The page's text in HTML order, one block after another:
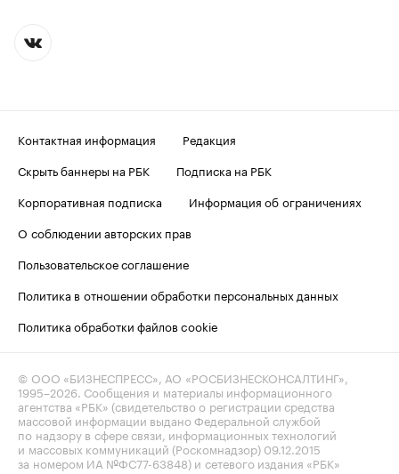
Контактная информация
Редакция
Скрыть баннеры на РБК
Подписка на РБК
Корпоративная подписка
Информация об ограничениях
О соблюдении авторских прав
Пользовательское соглашение
Политика в отношении обработки персональных данных
Политика обработки файлов cookie
© ООО «БИЗНЕСПРЕСС», АО «РОСБИЗНЕСКОНСАЛТИНГ»,
1995–2026 . Сообщения и материалы информационного
агентства «РБК» (свидетельство о регистрации средства
массовой информации выдано Федеральной службой
по надзору в сфере связи, информационных технологий
и массовых коммуникаций (Роскомнадзор) 09.12.2015
за номером ИА №ФС77-63848) и сетевого издания «РБК»